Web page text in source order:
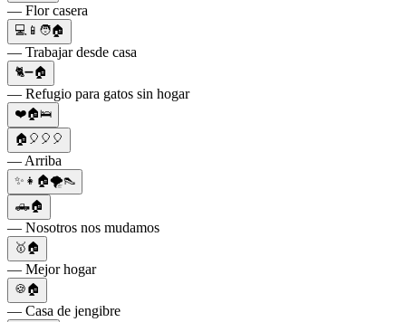
— Flor casera
💻📱🧑🏠
— Trabajar desde casa
🐈➖🏠
— Refugio para gatos sin hogar
❤️🏠🛌
🏠🎈🎈🎈
— Arriba
✨👧🏠🌪👠
🛻🏠
— Nosotros nos mudamos
🥇🏠
— Mejor hogar
🍪🏠
— Casa de jengibre